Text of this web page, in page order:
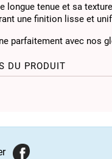
longue tenue et sa
une finition lisse et
parfaitement avec nos
DU PRODUIT